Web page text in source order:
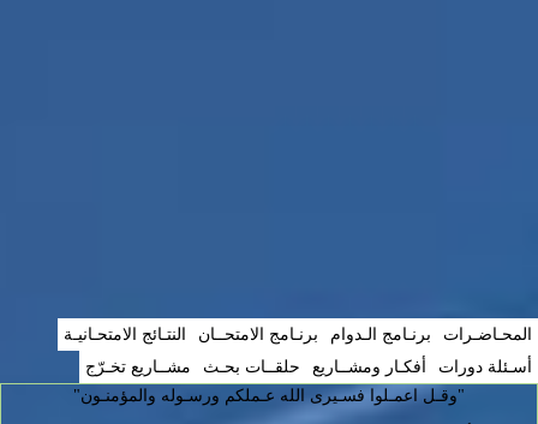
المحـاضـرات برنـامج الـدوام برنـامج الامتحــان
النتـائج الامتحـانيـة
أسـئلة دورات
أفكـار ومشــاريع حلقــات بحـث
مشــاريع تخـرّج
"وقـل اعمـلوا فسـيرى الله عـملكم ورسـوله والمؤمنـون"